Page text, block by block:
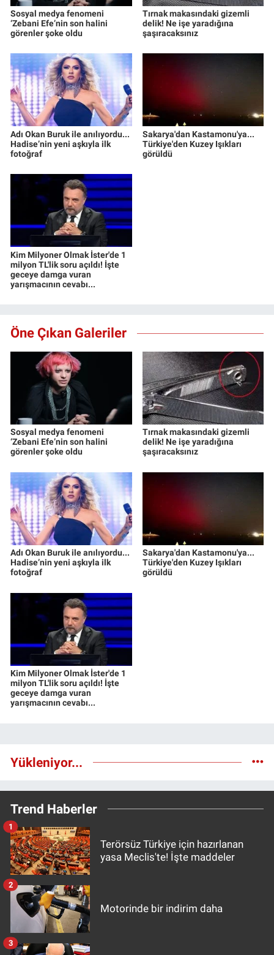
Sosyal medya fenomeni
‘Zebani Efe’nin son halini
görenler şoke oldu
Tırnak makasındaki gizemli
delik! Ne işe yaradığına
şaşıracaksınız
Adı Okan Buruk ile anılıyordu...
Hadise’nin yeni aşkıyla ilk
fotoğraf
Sakarya'dan Kastamonu'ya...
Türkiye'den Kuzey Işıkları
görüldü
Kim Milyoner Olmak İster'de 1
milyon TL'lik soru açıldı! İşte
geceye damga vuran
yarışmacının cevabı...
Öne Çıkan Galeriler
Sosyal medya fenomeni
‘Zebani Efe’nin son halini
görenler şoke oldu
Tırnak makasındaki gizemli
delik! Ne işe yaradığına
şaşıracaksınız
Adı Okan Buruk ile anılıyordu...
Hadise’nin yeni aşkıyla ilk
fotoğraf
Sakarya'dan Kastamonu'ya...
Türkiye'den Kuzey Işıkları
görüldü
Kim Milyoner Olmak İster'de 1
milyon TL'lik soru açıldı! İşte
geceye damga vuran
yarışmacının cevabı...
Yükleniyor...
Trend Haberler
Terörsüz Türkiye için hazırlanan
yasa Meclis'te! İşte maddeler
1
Motorinde bir indirim daha
2
3